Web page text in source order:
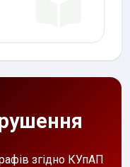
згідно КУпАП